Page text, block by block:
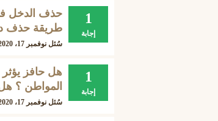
1
إجابة
حذف الدخل
طريقة حذف
سُئل نوفمبر 17، 2020
1
إجابة
هل حافز
المواطن ؟
سُئل نوفمبر 17، 2020